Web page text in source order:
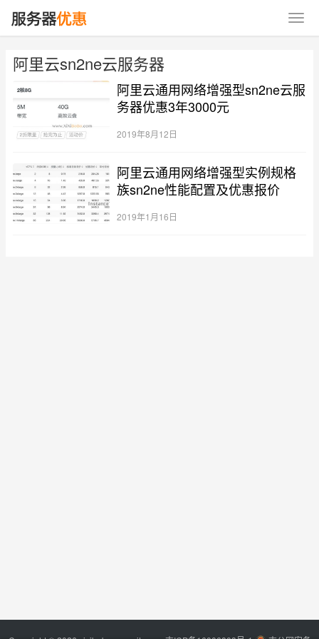
阿里云sn2ne云服务器
阿里云通用网络增强型sn2ne云服
务器优惠3年3000元
2019年8月12日
阿里云通用网络增强型实例规格
族sn2ne性能配置及优惠报价
2019年1月16日